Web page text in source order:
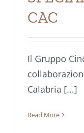
CAC
Il Gruppo
Calabria [...]
Read More